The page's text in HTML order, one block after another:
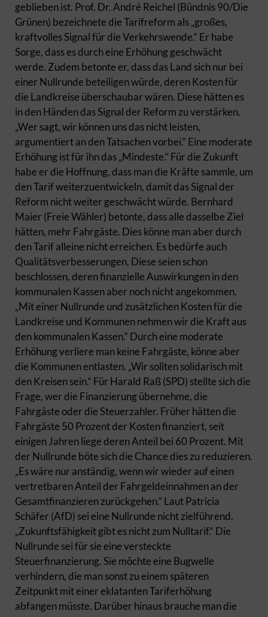
geblieben ist. Prof. Dr. André Reichel (Bündnis 90/Die
Grünen) bezeichnete die Tarifreform als „großes,
kraftvolles Signal für die Verkehrswende.“ Er habe
Sorge, dass es durch eine Erhöhung geschwächt
werde. Zudem betonte er, dass das Land sich nur bei
einer Nullrunde beteiligen würde, deren Kosten für
die Landkreise überschaubar wären. Diese hätten es
in den Händen das Signal der Reform zu verstärken.
„Wer sagt, wir können uns das nicht leisten,
argumentiert an den Tatsachen vorbei.“ Eine moderate
Erhöhung ist für ihn das „Mindeste.“ Für die Zukunft
habe er die Hoffnung, dass man die Kräfte sammle, um
den Tarif weiterzuentwickeln, damit das Signal der
Reform nicht weiter geschwächt würde. Bernhard
Maier (Freie Wähler) betonte, dass alle dasselbe Ziel
hätten, mehr Fahrgäste. Dies könne man aber durch
den Tarif alleine nicht erreichen. Es bedürfe auch
Qualitätsverbesserungen. Diese seien schon
beschlossen, deren finanzielle Auswirkungen in den
kommunalen Kassen aber noch nicht angekommen.
„Mit einer Nullrunde und zusätzlichen Kosten für die
Landkreise und Kommunen nehmen wir die Kraft aus
den kommunalen Kassen.“ Durch eine moderate
Erhöhung verliere man keine Fahrgäste, könne aber
die Kommunen entlasten. „Wir sollten solidarisch mit
den Kreisen sein.“ Für Harald Raß (SPD) stellte sich die
Frage, wer die Finanzierung übernehme, die
Fahrgäste oder die Steuerzahler. Früher hätten die
Fahrgäste 50 Prozent der Kosten finanziert, seit
einigen Jahren liege deren Anteil bei 60 Prozent. Mit
der Nullrunde böte sich die Chance dies zu reduzieren.
„Es wäre nur anständig, wenn wir wieder auf einen
vertretbaren Anteil der Fahrgeldeinnahmen an der
Gesamtfinanzieren zurückgehen.“ Laut Patricia
Schäfer (AfD) sei eine Nullrunde nicht zielführend.
„Zukunftsfähigkeit gibt es nicht zum Nulltarif.“ Die
Nullrunde sei für sie eine versteckte
Steuerfinanzierung. Sie möchte eine Bugwelle
verhindern, die man sonst zu einem späteren
Zeitpunkt mit einer eklatanten Tariferhöhung
abfangen müsste. Darüber hinaus brauche man die